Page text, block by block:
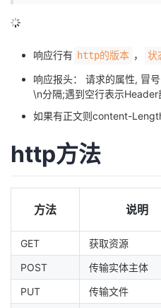
响应行有 http的版本 ， 状
响应报头： 请求的属性, 冒
\n分隔;遇到空行表示Header
如果有正文则content-
http方法
方法 说明
GET 获取资源
POST
传输实体主体
PUT
传输文件